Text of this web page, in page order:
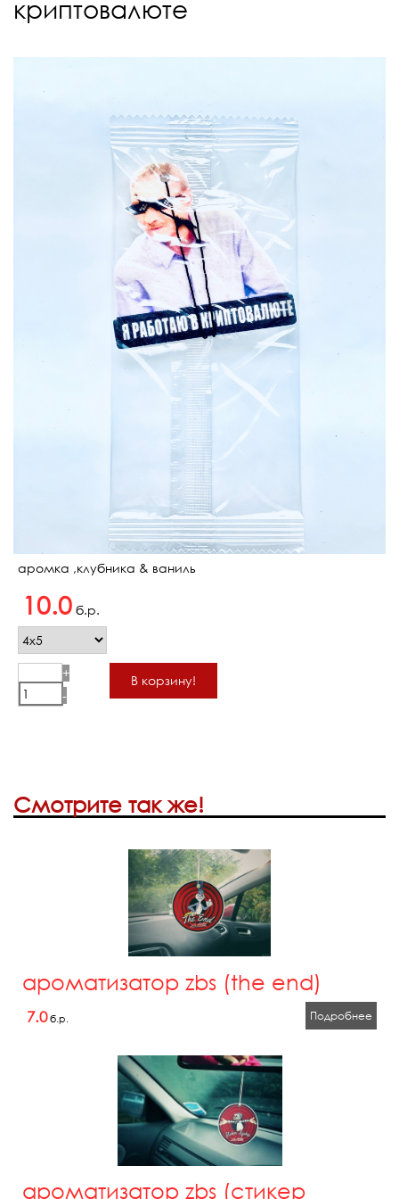
криптовалюте
аромка ,клубника & ваниль
10.0 б.р.
+
-
В корзину!
Смотрите так же!
ароматизатор zbs (the end)
7.0б.р. Подробнее
ароматизатор zbs (стикер